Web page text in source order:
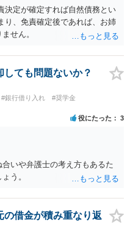
通報などの対応が考えられま
決定が確定すれば自然債務とい
り、免責確定後であれば、お姉
せん。
しても問題ないか？
#銀行借り入れ
#奨学金
役にたった 3
いや弁護士の考え方もあるた
う。
の借金が積み重なり返